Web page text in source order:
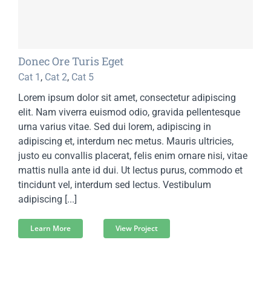
Donec Ore Turis Eget
Cat 1 , Cat 2, Cat 5
Lorem ipsum dolor sit amet, consectetur adipiscing
elit. Nam viverra euismod odio, gravida pellentesque
urna varius vitae. Sed dui lorem, adipiscing in
adipiscing et, interdum nec metus. Mauris ultricies,
justo eu convallis placerat, felis enim ornare nisi, vitae
mattis nulla ante id dui. Ut lectus purus, commodo et
tincidunt vel, interdum sed lectus. Vestibulum
adipiscing [...]
Learn More View Project